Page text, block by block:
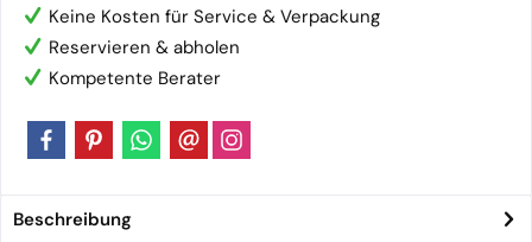
Keine Kosten für Service & Verpackung
Reservieren & abholen
Kompetente Berater
Beschreibung